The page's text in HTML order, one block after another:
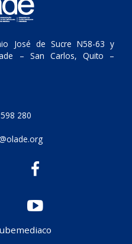
José de Sucre N58-63 y
– San Carlos, Quito –
280